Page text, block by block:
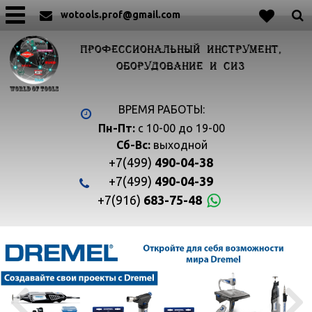
wotools.prof@gmail.com
ПРОФЕССИОНАЛЬНЫЙ ИНСТРУМЕНТ,
ОБОРУДОВАНИЕ И СИЗ
ВРЕМЯ РАБОТЫ:
Пн-Пт: с 10-00 до 19-00
Сб-Вс:выходной
+7(499) 490-04-38
+7(499) 490-04-39
+7(916) 683-75-48
 